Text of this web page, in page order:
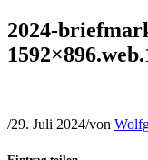
2024-
/29. Juli 2024/von